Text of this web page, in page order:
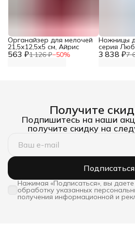
563 ₽1 126 ₽−50%
Органайзер для мелочей
21,5х12,5х5 см, Айрис
3 838 ₽7
Ножницы
серия
см, Prym,
Получите
Подпишитесь на наши
получите скидку на
Подписаться
Нажимая «Подписаться», вы даете
обработку указанных
получения информационной и